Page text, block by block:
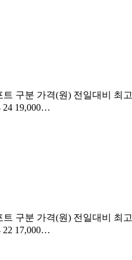
트 구분 가격(원) 전일대비
24 19,000…
트 구분 가격(원) 전일대비
22 17,000…